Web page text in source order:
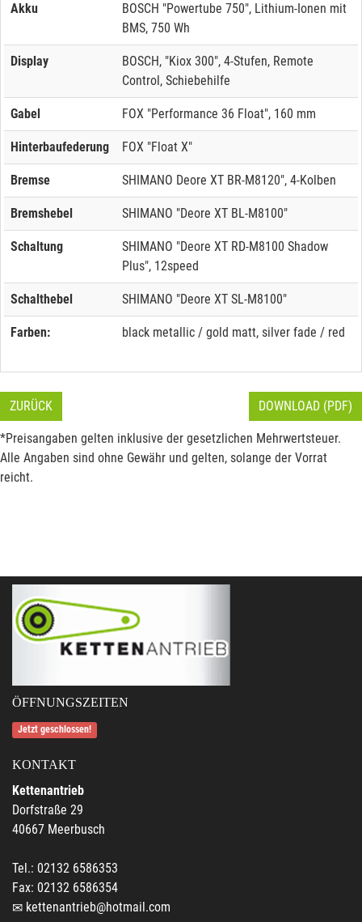
Akku
BOSCH "Powertube 750", Lithium-Ionen mit
BMS, 750 Wh
Display
BOSCH, "Kiox 300", 4-Stufen, Remote
Control, Schiebehilfe
Gabel FOX "Performance 36 Float", 160 mm
Hinterbaufederung FOX "Float X"
Bremse SHIMANO Deore XT BR-M8120", 4-Kolben
Bremshebel SHIMANO "Deore XT BL-M8100"
Schaltung
SHIMANO "Deore XT RD-M8100 Shadow
Plus", 12speed
Schalthebel SHIMANO "Deore XT SL-M8100"
Farben: black metallic / gold matt, silver fade / red
ZURÜCK DOWNLOAD (PDF)
*Preisangaben gelten inklusive der gesetzlichen Mehrwertsteuer.
Alle Angaben sind ohne Gewähr und gelten, solange der Vorrat
reicht.
ÖFFNUNGSZEITEN
Jetzt geschlossen!
KONTAKT
Kettenantrieb
Dorfstraße 29
40667 Meerbusch
Tel.: 02132 6586353
Fax: 02132 6586354
kettenantrieb@hotmail.com